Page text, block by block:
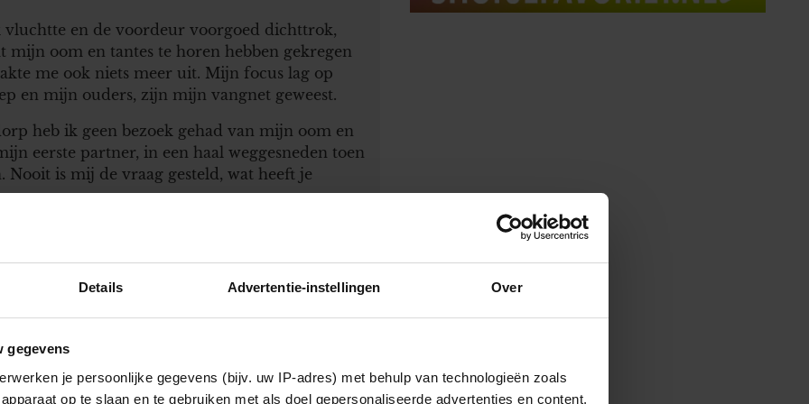
Details Advertentie-instellingen Over
gegevens
je persoonlijke gegevens (bijv. uw IP-adres) met behulp van technologieën zoals
op te slaan en te gebruiken met als doel gepersonaliseerde advertenties en content,
en de voordeur voorgoed dichttrok,
mijn oom en tantes te horen hebben gekregen
me ook niets meer uit. Mijn focus lag op
en mijn ouders, zijn mijn vangnet geweest.
heb ik geen bezoek gehad van mijn oom en
eerste partner, in een haal weggesneden toen
is mij de vraag gesteld, wat heeft je
vrijheid te investeren waar mijn woorden en
waar je veiligheid op het spel staat, is het
op losse schroeven. Ik had geen geld, geen
vriend bood onderdak, we gingen van plek
van één en drie en ik. Na eindeloze
ik een daklozenuitkering.
zonder vaste woon en verblijfsplaats. Mijn
omdat ik gevlucht was voor mijn partner.